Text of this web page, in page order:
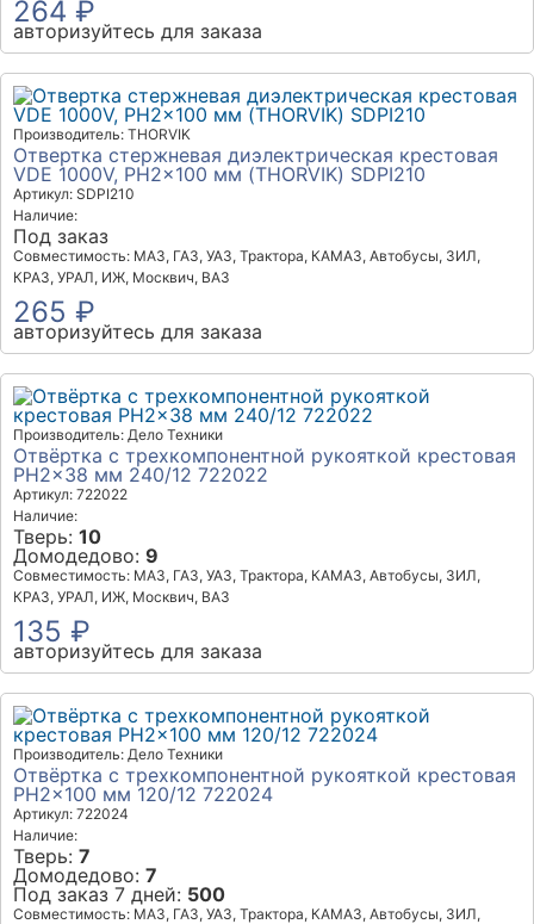
264 ₽
авторизуйтесь для заказа
Производитель: THORVIK
Отвертка стержневая диэлектрическая крестовая
VDE 1000V, PH2x100 мм (THORVIK) SDPI210
Артикул: SDPI210
Наличие:
Под заказ
Совместимость: МАЗ, ГАЗ, УАЗ, Трактора, КАМАЗ, Автобусы, ЗИЛ,
КРАЗ, УРАЛ, ИЖ, Москвич, ВАЗ
265 ₽
авторизуйтесь для заказа
Производитель: Дело Техники
Отвёртка c трехкомпонентной рукояткой крестовая
РН2×38 мм 240/12 722022
Артикул: 722022
Наличие:
Тверь: 10
Домодедово: 9
Совместимость: МАЗ, ГАЗ, УАЗ, Трактора, КАМАЗ, Автобусы, ЗИЛ,
КРАЗ, УРАЛ, ИЖ, Москвич, ВАЗ
135 ₽
авторизуйтесь для заказа
Производитель: Дело Техники
Отвёртка c трехкомпонентной рукояткой крестовая
РН2×100 мм 120/12 722024
Артикул: 722024
Наличие:
Тверь: 7
Домодедово: 7
Под заказ 7 дней: 500
Совместимость: МАЗ, ГАЗ, УАЗ, Трактора, КАМАЗ, Автобусы, ЗИЛ,